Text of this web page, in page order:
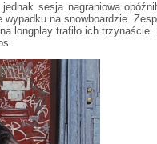
sesja nagraniowa
na snowboardzie.
longplay trafiło ich trzynaście.